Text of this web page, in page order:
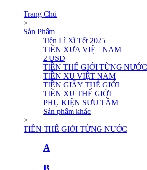
Trang Chủ
>
Sản Phẩm
Tiền Lì Xì Tết 2025
TIỀN XƯA VIỆT NAM
2 USD
TIỀN THẾ GIỚI TỪNG NƯỚC
TIỀN XU VIỆT NAM
TIỀN GIẤY THẾ GIỚI
TIỀN XU THẾ GIỚI
PHỤ KIỆN SƯU TẦM
Sản phẩm khác
>
TIỀN THẾ GIỚI TỪNG NƯỚC
A
B